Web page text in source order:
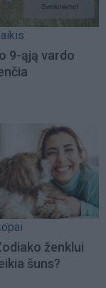
9-ąją vardo
ženklui
šuns?